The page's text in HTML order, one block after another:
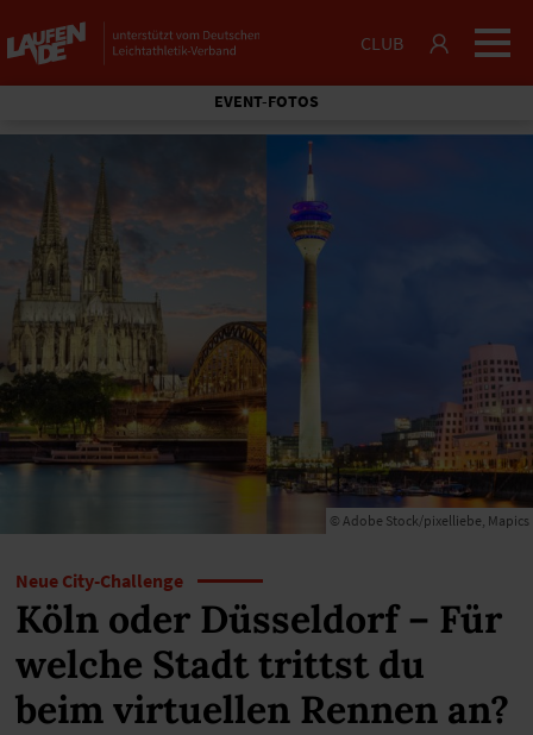
CLUB
EVENT-FOTOS
© Adobe Stock/pixelliebe, Mapics
Neue City-Challenge
Köln oder Düsseldorf – Für
welche Stadt trittst du
beim virtuellen Rennen an?